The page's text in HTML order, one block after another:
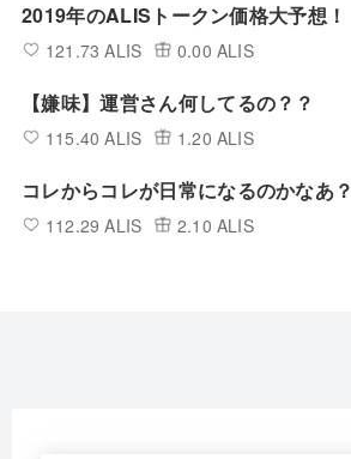
2019年のALISトークン価格大予想！
121.73 ALIS 0.00 ALIS
【嫌味】運営さん何してるの？？
115.40 ALIS 1.20 ALIS
コレからコレが日常になるのかなあ？
112.29 ALIS 2.10 ALIS